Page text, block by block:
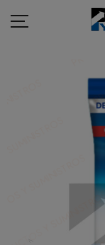
SEGURIDAD